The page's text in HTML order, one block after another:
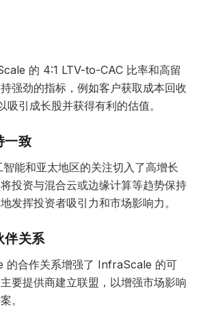
的 4:1 LTV-to-CAC 比率和高留
强劲的指标，例如客户获取成本回收
吸引成长股并获得有利的估值。
一致
能和亚太地区的关注切入了高增长
投资与混合云或边缘计算等趋势保持
发挥投资者吸引力和市场影响力。
伴关系
的合作关系增强了 InfraScale 的可
要提供商建立联盟，以增强市场影响
。